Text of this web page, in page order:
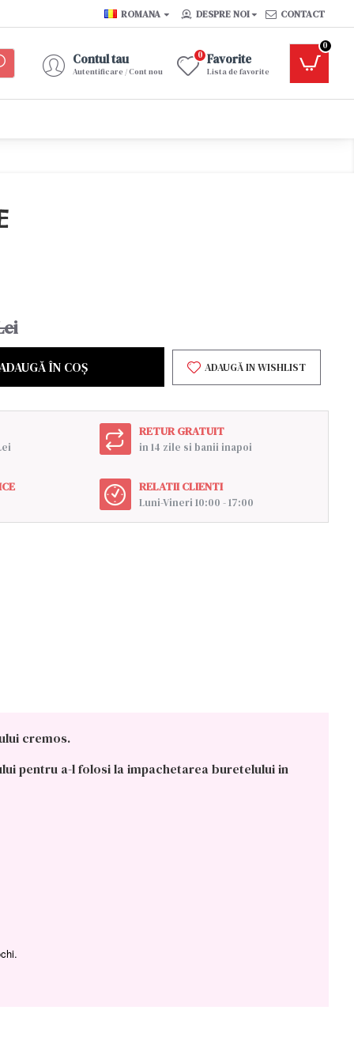
ROMANA DESPRE NOI CONTACT
Contul tau
Autentificare / Cont nou
Favorite
Lista de favorite
0
0
ÎN COŞ ADAUGĂ IN WISHLIST
RETUR GRATUIT
in 14 zile si banii inapoi
RELATII CLIENTI
Luni-Vineri 10:00 - 17:00
cremos.
pentru a-l folosi la impachetarea buretelului in